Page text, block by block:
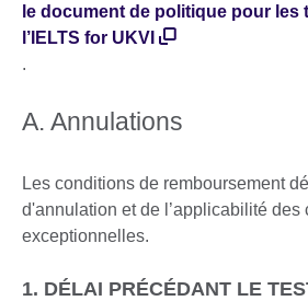
le document de politique pour les
l’IELTS for UKVI
.
A. Annulations
Les conditions de remboursement
d'annulation et de l’applicabilité des
exceptionnelles.
1. DÉLAI PRÉCÉDANT LE